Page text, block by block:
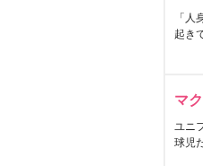
「
起き
マ
ユニ
球児